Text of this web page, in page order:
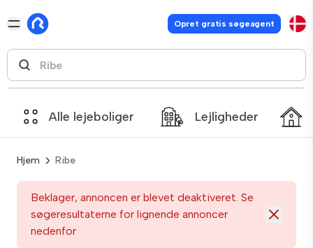
Opret gratis søgeagent
Alle lejeboliger Lejligheder
Hjem Ribe
Beklager, annoncen er blevet deaktiveret. Se
søgeresultaterne for lignende annoncer
nedenfor